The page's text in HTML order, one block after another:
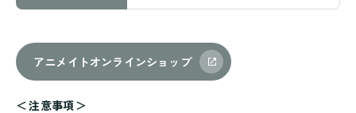
アニメイトオンラインショップ
＜ 注意事項 ＞